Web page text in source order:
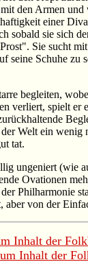
den Armen
einer
sobald sie sich
Sie sucht
Schuhe
begleiten,
spielt
Welt ein
tat.
ungeniert
Ovationen
Philharmonie
von der
Inhalt der
Inhalt der